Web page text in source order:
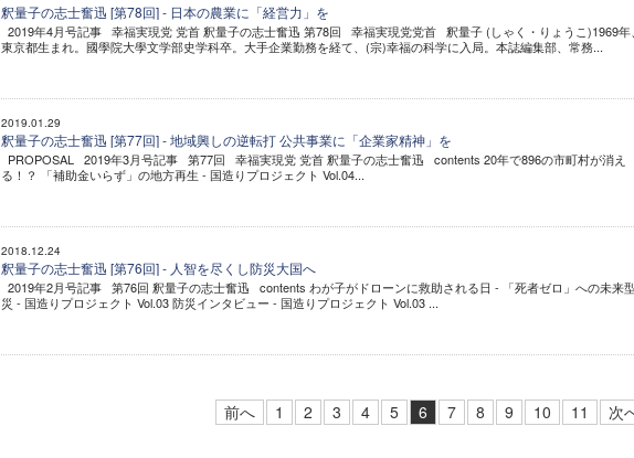
釈量子の志士奮迅 [第78回] - 日本の農業に「経営力」を
2019年4月号記事 幸福実現党 党首 釈量子の志士奮迅 第78回 幸福実現党党首 釈量子 (しゃく・りょうこ)1969年、
東京都生まれ。國學院大學文学部史学科卒。大手企業勤務を経て、(宗)幸福の科学に入局。本誌編集部、常務...
2019.01.29
釈量子の志士奮迅 [第77回] - 地域興しの逆転打 公共事業に「企業家精神」を
PROPOSAL 2019年3月号記事 第77回 幸福実現党 党首 釈量子の志士奮迅 contents 20年で896の市町村が消え
る！？ 「補助金いらず」の地方再生 - 国造りプロジェクト Vol.04...
2018.12.24
釈量子の志士奮迅 [第76回] - 人智を尽くし防災大国へ
2019年2月号記事 第76回 釈量子の志士奮迅 contents わが子がドローンに救助される日 - 「死者ゼロ」への未来
災 - 国造りプロジェクト Vol.03 防災インタビュー - 国造りプロジェクト Vol.03 ...
前へ 1 2 3 4 5 6 7 8 9 10 11 次